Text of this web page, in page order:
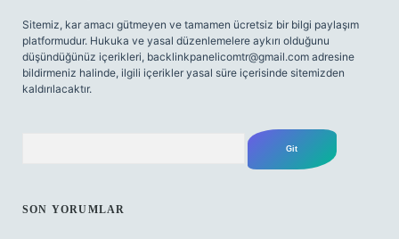
Sitemiz, kar amacı gütmeyen ve tamamen ücretsiz bir bilgi paylaşım
platformudur. Hukuka ve yasal düzenlemelere aykırı olduğunu
düşündüğünüz içerikleri, backlinkpanelicomtr@gmail.com adresine
bildirmeniz halinde, ilgili içerikler yasal süre içerisinde sitemizden
kaldırılacaktır.
SON YORUMLAR